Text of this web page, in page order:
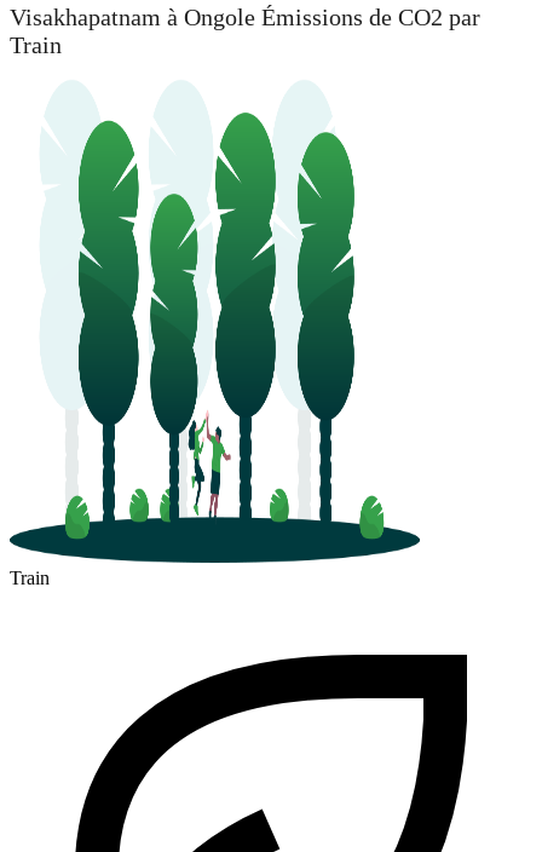
Visakhapatnam à Ongole Émissions de CO2 par
Train
Train